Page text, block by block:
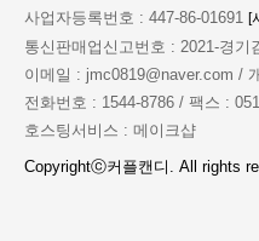
사업자등록번호 : 447-86-01691 [
통신판매업신고번호 : 2021-경기
이메일 : jmc0819@naver.com /
전화번호 : 1544-8786 / 팩스 :
호스팅서비스 : 메이크샵
Copyrightⓒ커플캔디. All rights